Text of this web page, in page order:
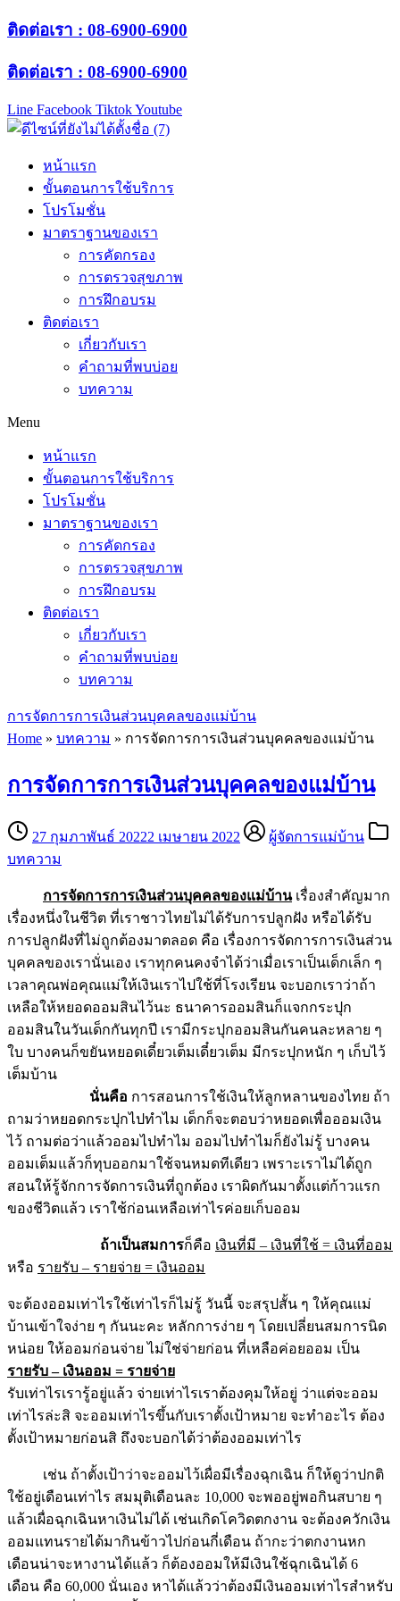
ติดต่อเรา : 08-6900-6900
ติดต่อเรา : 08-6900-6900
Line Facebook TiktokYoutube
หน้าแรก
ขั้นตอนการใช้บริการ
โปรโมชั่น
มาตราฐานของเรา
การคัดกรอง
การตรวจสุขภาพ
การฝึกอบรม
ติดต่อเรา
เกี่ยวกับเรา
คำถามที่พบบ่อย
บทความ
Menu
หน้าแรก
ขั้นตอนการใช้บริการ
โปรโมชั่น
มาตราฐานของเรา
การคัดกรอง
การตรวจสุขภาพ
การฝึกอบรม
ติดต่อเรา
เกี่ยวกับเรา
คำถามที่พบบ่อย
บทความ
การจัดการการเงินส่วนบุคคลของแม่บ้าน
Home » บทความ » การจัดการการเงินส่วนบุคคลของแม่บ้าน
การจัดการการเงินส่วนบุคคลของแม่บ้าน
27 กุมภาพันธ์ 20222 เมษายน 2022
ผู้จัดการแม่บ้าน
บทความ
การจัดการการเงินส่วนบุคคลของแม่บ้านเรื่องสำคัญมาก
เรื่องหนึ่งในชีวิต ที่เราชาวไทยไม่ได้รับการปลูกฝัง หรือได้รับ
การปลูกฝังที่ไม่ถูกต้องมาตลอด คือ เรื่องการจัดการการเงินส่วน
บุคคลของเรานั่นเอง เราทุกคนคงจำได้ว่าเมื่อเราเป็นเด็กเล็ก ๆ
เวลาคุณพ่อคุณแม่ให้เงินเราไปใช้ที่โรงเรียน จะบอกเราว่าถ้า
เหลือให้หยอดออมสินไว้นะ ธนาคารออมสินก็แจกกระปุก
ออมสินในวันเด็กกันทุกปี เรามีกระปุกออมสินกันคนละหลาย ๆ
ใบ บางคนก็ขยันหยอดเดี๋ยวเต็มเดี๋ยวเต็ม มีกระปุกหนัก ๆ เก็บไว้
เต็มบ้าน
นั่นคือ การสอนการใช้เงินให้ลูกหลานของไทย ถ้า
ถามว่าหยอดกระปุกไปทำไม เด็กก็จะตอบว่าหยอดเพื่อออมเงิน
ไว้ ถามต่อว่าแล้วออมไปทำไม ออมไปทำไมก็ยังไม่รู้ บางคน
ออมเต็มแล้วก็ทุบออกมาใช้จนหมดทีเดียว เพราะเราไม่ได้ถูก
สอนให้รู้จักการจัดการเงินที่ถูกต้อง เราผิดกันมาตั้งแต่ก้าวแรก
ของชีวิตแล้ว เราใช้ก่อนเหลือเท่าไรค่อยเก็บออม
ถ้าเป็นสมการก็คือ เงินที่มี – เงินที่ใช้ = เงินที่ออม
หรือ รายรับ – รายจ่าย = เงินออม
จะต้องออมเท่าไรใช้เท่าไรก็ไม่รู้ วันนี้ จะสรุปสั้น ๆ ให้คุณแม่
บ้านเข้าใจง่าย ๆ กันนะคะ หลักการง่าย ๆ โดยเปลี่ยนสมการนิด
หน่อย ให้ออมก่อนจ่าย ไม่ใช่จ่ายก่อน ที่เหลือค่อยออม เป็น
รายรับ – เงินออม = รายจ่าย
รับเท่าไรเรารู้อยู่แล้ว จ่ายเท่าไรเราต้องคุมให้อยู่ ว่าแต่จะออม
เท่าไรล่ะสิ จะออมเท่าไรขึ้นกับเราตั้งเป้าหมาย จะทำอะไร ต้อง
ตั้งเป้าหมายก่อนสิ ถึงจะบอกได้ว่าต้องออมเท่าไร
เช่น ถ้าตั้งเป้าว่าจะออมไว้เผื่อมีเรื่องฉุกเฉิน ก็ให้ดูว่าปกติ
ใช้อยู่เดือนเท่าไร สมมุติเดือนละ 10,000 จะพออยู่พอกินสบาย ๆ
แล้วเผื่อฉุกเฉินหาเงินไม่ได้ เช่นเกิดโควิดตกงาน จะต้องควักเงิน
ออมแทนรายได้มากินข้าวไปก่อนกี่เดือน ถ้ากะว่าตกงานหก
เดือนน่าจะหางานได้แล้ว ก็ต้องออมให้มีเงินใช้ฉุกเฉินได้ 6
เดือน คือ 60,000 นั่นเอง หาได้แล้วว่าต้องมีเงินออมเท่าไรสำหรับ